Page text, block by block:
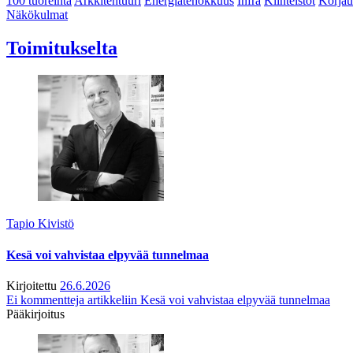
Näkökulmat
Toimitukselta
Tapio Kivistö
Kesä voi vahvistaa elpyvää tunnelmaa
Kirjoitettu 26.6.2026
Ei kommentteja artikkeliin Kesä voi vahvistaa elpyvää tunnelmaa
Pääkirjoitus